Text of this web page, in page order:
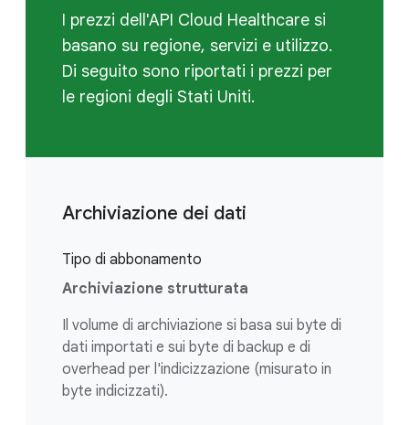
I prezzi dell'API Cloud Healthcare si
basano su regione, servizi e utilizzo.
Di seguito sono riportati i prezzi per
le regioni degli Stati Uniti.
Archiviazione dei dati
Tipo di abbonamento
Archiviazione strutturata
Il volume di archiviazione si basa sui byte di
dati importati e sui byte di backup e di
overhead per l'indicizzazione (misurato in
byte indicizzati).